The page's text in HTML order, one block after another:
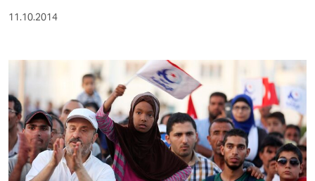
verlag
fragen & hilfe
unterstützen
abo
11.10.2014